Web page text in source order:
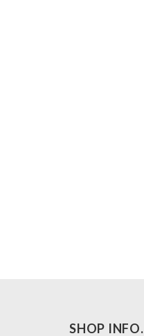
SHOP INFO.